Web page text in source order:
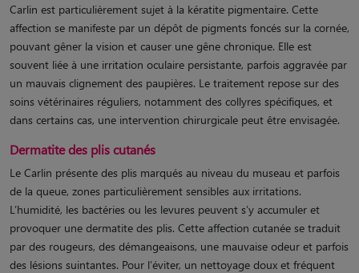
Carlin est particulièrement sujet à la kératite pigmentaire. Cette
affection se manifeste par un dépôt de pigments foncés sur la cornée,
pouvant gêner la vision et causer une gêne chronique. Elle est
souvent liée à une irritation oculaire persistante, parfois aggravée par
un mauvais clignement des paupières. Le traitement repose sur des
soins vétérinaires réguliers, notamment des collyres spécifiques, et
dans certains cas, une intervention chirurgicale peut être envisagée.
Dermatite des plis cutanés
Le Carlin présente des plis marqués au niveau du museau et parfois
de la queue, zones particulièrement sensibles aux irritations.
L’humidité, les bactéries ou les levures peuvent s’y accumuler et
provoquer une dermatite des plis. Cette affection cutanée se traduit
par des rougeurs, des démangeaisons, une mauvaise odeur et parfois
des lésions suintantes. Pour l’éviter, un nettoyage doux et fréquent